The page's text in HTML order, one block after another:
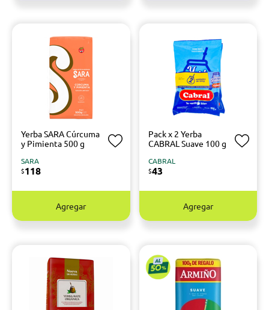
Yerba SARA Cúrcuma
y Pimienta 500 g
SARA
$118
Agregar
Pack x 2 Yerba
CABRAL Suave 100 g
CABRAL
$43
Agregar